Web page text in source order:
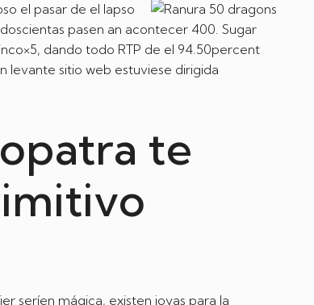
el pasar de el lapso
pasen an acontecer 400. Sugar
dando todo RTP de el 94.50percent
levante sitio web estuviese dirigida
te
serí­en mágica, existen joyas para la